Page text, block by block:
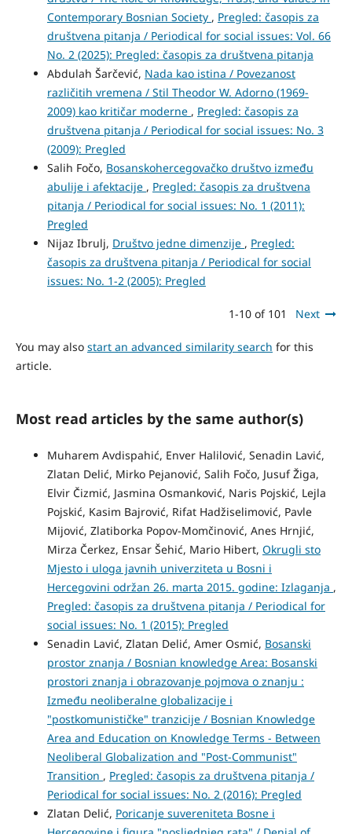
Contemporary Bosnian Society , Pregled: časopis za
društvena pitanja / Periodical for social issues: Vol. 66
No. 2 (2025): Pregled: časopis za društvena pitanja
Abdulah Šarčević, Nada kao istina / Povezanost
različitih vremena / Stil Theodor W. Adorno (1969-
2009) kao kritičar moderne , Pregled: časopis za
društvena pitanja / Periodical for social issues: No. 3
(2009): Pregled
Salih Fočo, Bosanskohercegovačko društvo između
abulije i afektacije , Pregled: časopis za društvena
pitanja / Periodical for social issues: No. 1 (2011):
Pregled
Nijaz Ibrulj, Društvo jedne dimenzije , Pregled:
časopis za društvena pitanja / Periodical for social
issues: No. 1-2 (2005): Pregled
1-10 of 101 Next
You may also start an advanced similarity search for this
article.
Most read articles by the same author(s)
Muharem Avdispahić, Enver Halilović, Senadin Lavić,
Zlatan Delić, Mirko Pejanović, Salih Fočo, Jusuf Žiga,
Elvir Čizmić, Jasmina Osmanković, Naris Pojskić, Lejla
Pojskić, Kasim Bajrović, Rifat Hadžiselimović, Pavle
Mijović, Zlatiborka Popov-Momčinović, Anes Hrnjić,
Mirza Čerkez, Ensar Šehić, Mario Hibert, Okrugli sto
Mjesto i uloga javnih univerziteta u Bosni i
Hercegovini održan 26. marta 2015. godine: Izlaganja ,
Pregled: časopis za društvena pitanja / Periodical for
social issues: No. 1 (2015): Pregled
Senadin Lavić, Zlatan Delić, Amer Osmić, Bosanski
prostor znanja / Bosnian knowledge Area: Bosanski
prostori znanja i obrazovanje pojmova o znanju :
Između neoliberalne globalizacije i
"postkomunističke" tranzicije / Bosnian Knowledge
Area and Education on Knowledge Terms - Between
Neoliberal Globalization and "Post-Communist"
Transition , Pregled: časopis za društvena pitanja /
Periodical for social issues: No. 2 (2016): Pregled
Zlatan Delić, Poricanje suvereniteta Bosne i